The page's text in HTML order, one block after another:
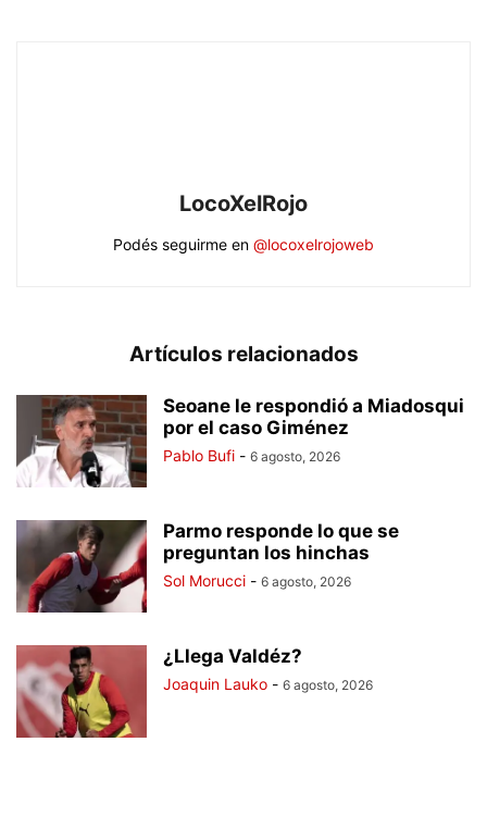
LocoXelRojo
Podés seguirme en @locoxelrojoweb
Artículos relacionados
Seoane le respondió a Miadosqui
por el caso Giménez
Pablo Bufi - 6 agosto, 2026
Parmo responde lo que se
preguntan los hinchas
Sol Morucci - 6 agosto, 2026
¿Llega Valdéz?
Joaquin Lauko - 6 agosto, 2026